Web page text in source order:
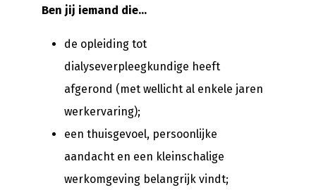
Ben jij iemand die…
de opleiding tot
dialyseverpleegkundige heeft
afgerond (met wellicht al enkele jaren
werkervaring);
een thuisgevoel, persoonlijke
aandacht en een kleinschalige
werkomgeving belangrijk vindt;